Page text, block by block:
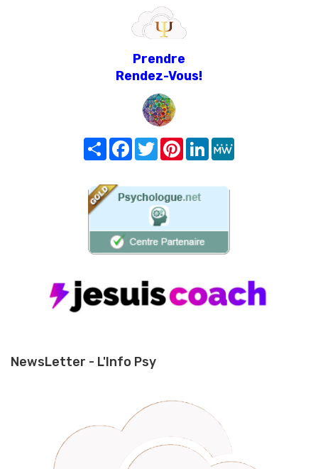
Prendre
Rendez-Vous!
Share FacebookTwitterPinterest
LinkedIn
NewsLetter - L'Info Psy